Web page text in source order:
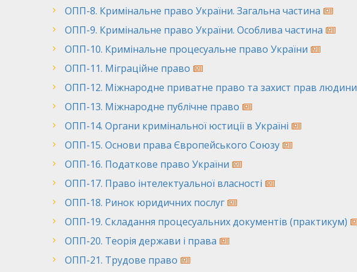
ОПП-8. Кримінальне право України. Загальна частина
ОПП-9. Кримінальне право України. Особлива частина
ОПП-10. Кримінальне процесуальне право України
ОПП-11. Міграційне право
ОПП-12. Міжнародне приватне право та захист прав людини
ОПП-13. Міжнародне публічне право
ОПП-14. Органи кримінальної юстиції в Україні
ОПП-15. Основи права Європейського Союзу
ОПП-16. Податкове право України
ОПП-17. Право інтелектуальної власності
ОПП-18. Ринок юридичних послуг
ОПП-19. Складання процесуальних документів (практикум)
ОПП-20. Теорія держави і права
ОПП-21. Трудове право